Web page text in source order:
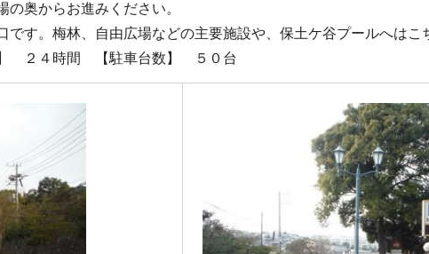
奥からお進みください。
です。梅林、自由広場などの主要施設や、保土ケ谷プールへはこ
２４時間 【駐車台数】 ５０台